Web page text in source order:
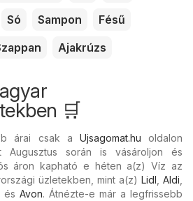
Só Sampon
Fésű
Ajakrúzs
🛒
árai csak a Ujsagomat.hu oldalon
Augusztus során is vásároljon és
áron kapható e héten a(z) Víz az
üzletekben, mint a(z) Lidl Aldi
és Avon. Átnézte-e már a legfrissebb